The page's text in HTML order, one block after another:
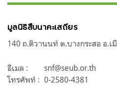
มูลนิธิสืบนาคะเสถียร
140 ถ.ติวานนท์ ต.บางกระสอ อ.
อีเมล :
snf@seub.or.th
โทรศัพท์ : 0-2580-4381